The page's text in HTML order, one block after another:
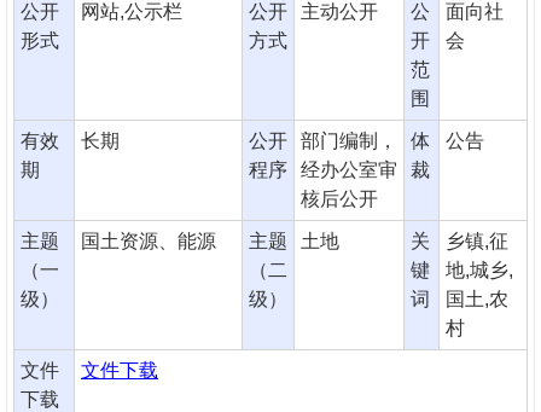
公开
形式
网站,公示栏
公开
方式
主动公开
公
开
范
围
面向社
会
有效
期
长期
公开
程序
部门编制，
经办公室审
核后公开
体
裁
公告
主题
（一
级）
国土资源、能源
主题
（二
级）
土地
关
键
词
乡镇,征
地,城乡,
国土,农
村
文件
下载
文件下载